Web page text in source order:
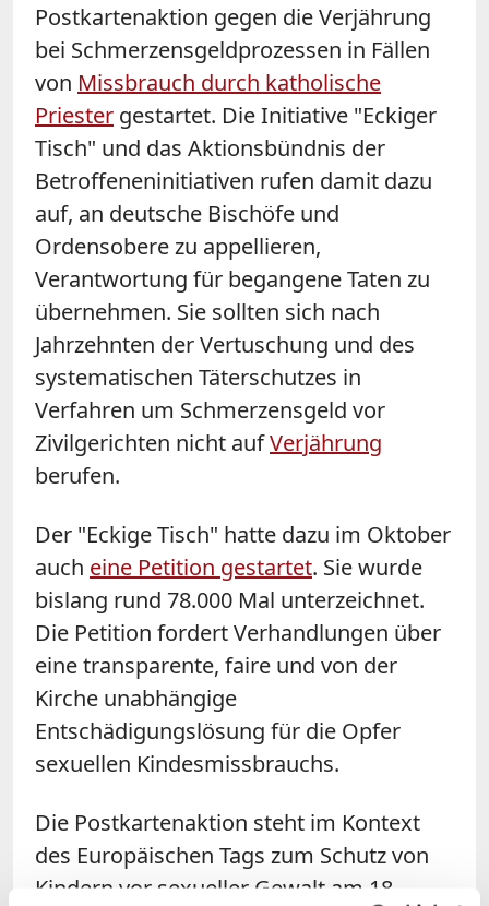
Postkartenaktion gegen die Verjährung
bei Schmerzensgeldprozessen in Fällen
von Missbrauch durch katholische
Priester gestartet. Die Initiative "Eckiger
Tisch" und das Aktionsbündnis der
Betroffeneninitiativen rufen damit dazu
auf, an deutsche Bischöfe und
Ordensobere zu appellieren,
Verantwortung für begangene Taten zu
übernehmen. Sie sollten sich nach
Jahrzehnten der Vertuschung und des
systematischen Täterschutzes in
Verfahren um Schmerzensgeld vor
Zivilgerichten nicht aufVerjährung
berufen.
Der "Eckige Tisch" hatte dazu im Oktober
auch eine Petition gestartet. Sie wurde
bislang rund 78.000 Mal unterzeichnet.
Die Petition fordert Verhandlungen über
eine transparente, faire und von der
Kirche unabhängige
Entschädigungslösung für die Opfer
sexuellen Kindesmissbrauchs.
Die Postkartenaktion steht im Kontext
des Europäischen Tags zum Schutz von
Kindern vor sexueller Gewalt am 18.